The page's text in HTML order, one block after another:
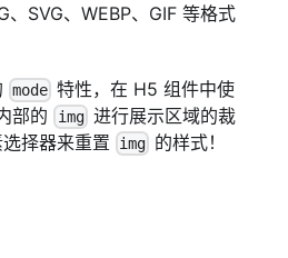
、SVG、WEBP、GIF 等格式
mode 特性，在 H5 组件中使
部的 img进行展示区域的裁
择器来重置
img 的样式！